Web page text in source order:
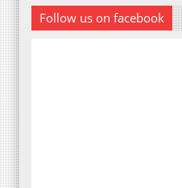
Follow us on facebook